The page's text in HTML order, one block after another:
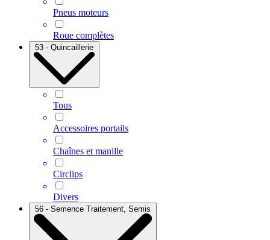
Pneus moteurs
Roue complètes
53 - Quincaillerie
Tous
Accessoires portails
Chaînes et manille
Circlips
Divers
56 - Semence Traitement, Semis